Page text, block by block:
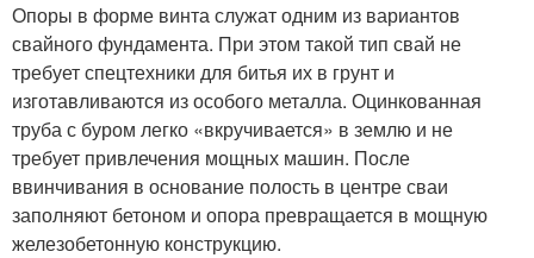
Опоры в форме винта служат одним из вариантов
свайного фундамента. При этом такой тип свай не
требует спецтехники для битья их в грунт и
изготавливаются из особого металла. Оцинкованная
труба с буром легко «вкручивается» в землю и не
требует привлечения мощных машин. После
ввинчивания в основание полость в центре сваи
заполняют бетоном и опора превращается в мощную
железобетонную конструкцию.